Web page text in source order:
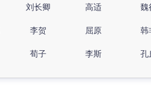
刘长卿 高适 魏
李贺 屈原 韩
荀子 李斯 孔